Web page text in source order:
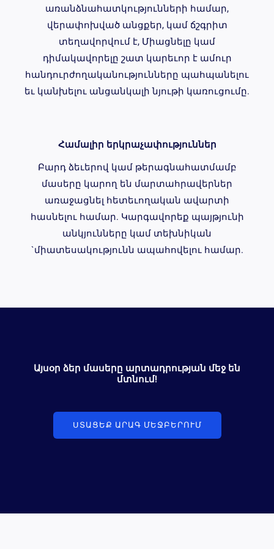
առանձնահատկությունների համար,
վերափոխված անցքեր, կամ ճշգրիտ
տեղավորվում է, Միացնելը կամ
դիմակավորելը շատ կարեւոր է ամուր
հանդուրժողականությունները պահպանելու
եւ կանխելու անցանկալի նյութի կառուցումը.
Համալիր երկրաչափություններ
Բարդ ձեւերով կամ թերագնահատմամբ
մասերը կարող են մարտահրավերներ
առաջացնել հետեւողական ավարտի
հասնելու համար. Կարգավորեք պայթյունի
անկյունները կամ տեխնիկան
`միատեսակությունն ապահովելու համար.
Այսօր ձեր մասերը արտադրության մեջ են
մտնում!
ՍՏԱՑԵՔ ԱՐԱԳ ՄԵՋԲԵՐՈՒՄ